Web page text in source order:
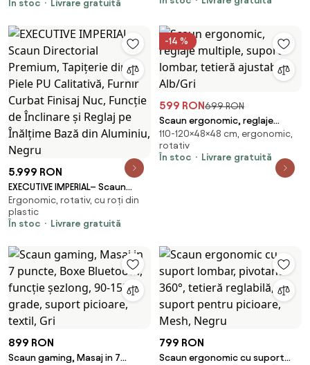
Spătar ajustabil pe inaltime,
pentru picioare, umeras,
pivotant, Mesh, Gri
În stoc
Livrare gratuită
5.999 RON
EXECUTIVE IMPERIAL– Scaun
Directorial Premium, Tapițerie
din Piele PU Calitativă, Furnir
Curbat Finisaj Nuc, Funcție de
Bază din Aluminiu, Negru
Ergonomic, rotativ, cu roți din
plastic
În stoc
Livrare gratuită
-14 %
599 RON699 RON
Scaun ergonomic, reglaje
multiple, suport lombar, tetieră
ajustabilă, Alb/Gri
110-120×48×48 cm, ergonomic,
rotativ
În stoc
Livrare gratuită
899 RON
Scaun gaming, Masaj in 7
799 RON
Scaun ergonomic cu suport